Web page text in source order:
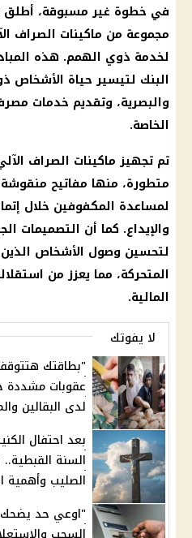
في خطوة غير مسبوقة، أطلق
مجموعة من ماكينات الصراف
لخدمة ذوي الهمم. هذه
البنك لتيسير حياة الأشخاص
والبصرية، وتقديم خدمات
الخاصة.
تم تجهيز ماكينات الصراف
متطورة، منها مفاتيح
لمساعدة المكفوفين خلال
والإيداع. كما أن التصميمات
لتحسين وصول الأشخاص
المتحركة، مما يعزز من
المالية.
لا يفوتك
"بطاقتك
عقوبات مشددة
لدى البقالين
بعد احتفال
السنة
الصليب وأهمية
"اوعي حد